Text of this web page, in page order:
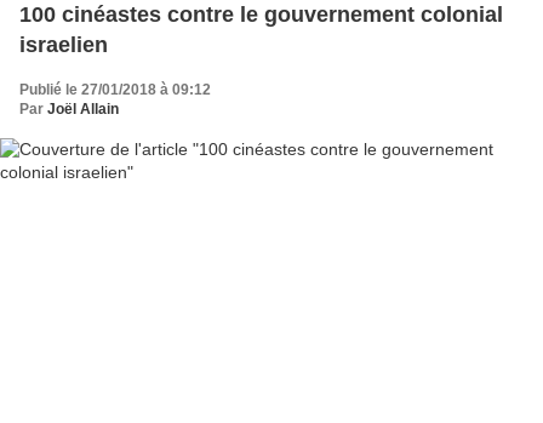
100 cinéastes contre le gouvernement colonial
israelien
Publié le 27/01/2018 à 09:12
Par Joël Allain